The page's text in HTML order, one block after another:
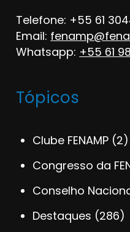
Telefone: +55 61
Email:
Whatsapp: +55 61
Tópicos
Clube FENAMP (2)
Congresso da
Conselho
Destaques (286)